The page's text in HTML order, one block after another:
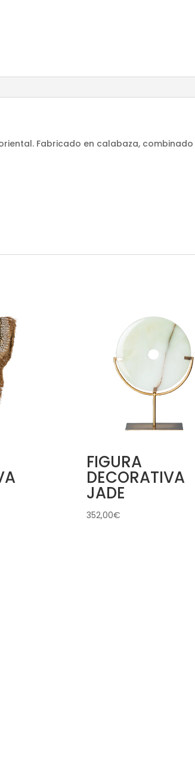
Fabricado en calabaza, combinado
FIGURA
DECORATIVA
JADE
352,00€